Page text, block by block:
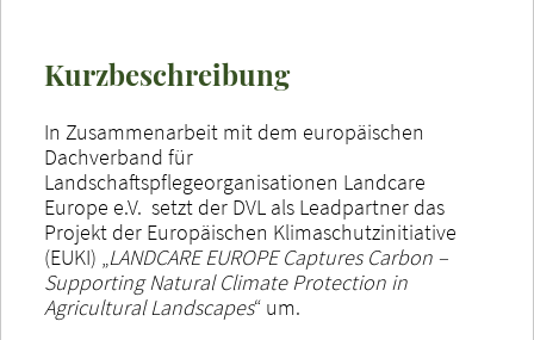
Kurzbeschreibung
In Zusammenarbeit mit dem europäischen
Dachverband für
Landschaftspflegeorganisationen Landcare
Europe e.V. setzt der DVL als Leadpartner das
Projekt der Europäischen Klimaschutzinitiative
(EUKI) „LANDCARE EUROPE Captures Carbon –
Supporting Natural Climate Protection in
Agricultural Landscapes“ um.